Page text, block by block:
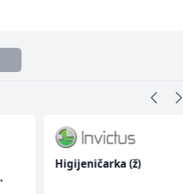
Higijeničarka (ž)